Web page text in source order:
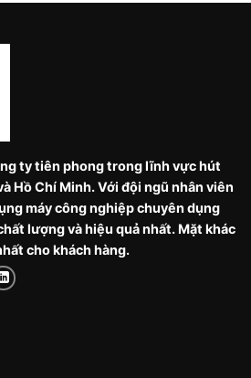
ty tiên phong trong lĩnh vực hút
Hồ Chí Minh. Với đội ngũ nhân viên
máy công nghiệp chuyên dụng
lượng và hiệu quả nhất. Mặt khác
cho khách hàng.